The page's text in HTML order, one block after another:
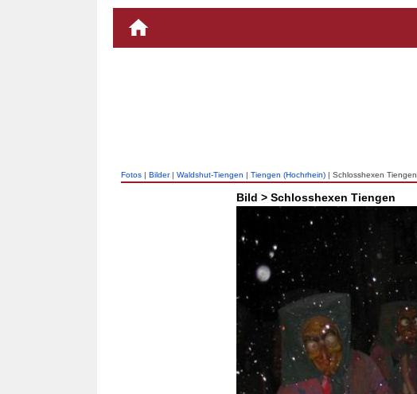
Fotos | Bilder| Waldshut-Tiengen | Tiengen (Hochrhein) | Schlosshexen Tiengen
Bild > Schlosshexen Tiengen